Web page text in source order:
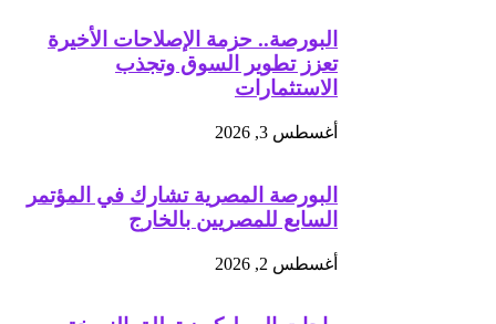
البورصة.. حزمة الإصلاحات الأخيرة
تعزز تطوير السوق وتجذب
الاستثمارات
أغسطس 3, 2026
البورصة المصرية تشارك في المؤتمر
السابع للمصريين بالخارج
أغسطس 2, 2026